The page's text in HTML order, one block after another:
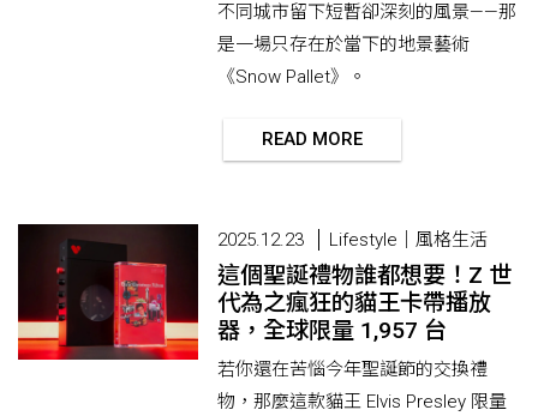
不同城市留下短暫卻深刻的風景——那
是一場只存在於當下的地景藝術
《Snow Pallet》。
READ MORE
2025.12.23 Lifestyle｜風格生活
這個聖誕禮物誰都想要！Z 世
代為之瘋狂的貓王卡帶播放
器，全球限量 1,957 台
若你還在苦惱今年聖誕節的交換禮
物，那麼這款貓王 Elvis Presley 限量